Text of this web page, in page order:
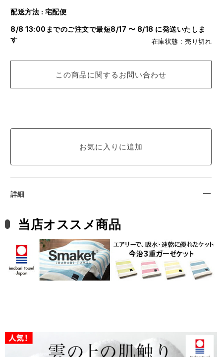
在庫状態 : 売り切れ
配送方法 : 宅配便
8/8 13:00までのご注文で最短8/17 〜 8/18 に発送いたしま
す
この商品に関するお問い合わせ
詳細
当店オススメ商品